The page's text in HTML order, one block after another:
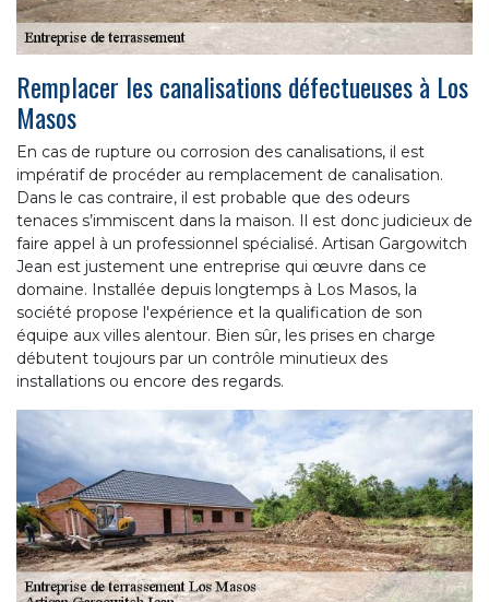
Remplacer les canalisations défectueuses à Los
Masos
En cas de rupture ou corrosion des canalisations, il est
impératif de procéder au remplacement de canalisation.
Dans le cas contraire, il est probable que des odeurs
tenaces s’immiscent dans la maison. Il est donc judicieux de
faire appel à un professionnel spécialisé. Artisan Gargowitch
Jean est justement une entreprise qui œuvre dans ce
domaine. Installée depuis longtemps à Los Masos, la
société propose l'expérience et la qualification de son
équipe aux villes alentour. Bien sûr, les prises en charge
débutent toujours par un contrôle minutieux des
installations ou encore des regards.